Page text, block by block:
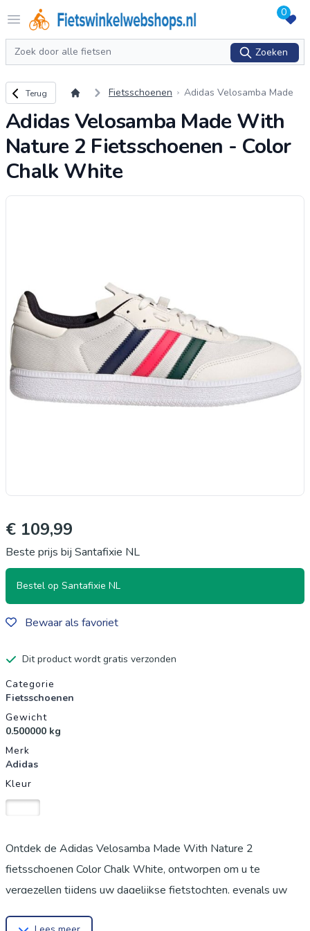
Open menu
Logo Fietswinkelwebshops.nl 0
Zoeken
Zoeken
Terug naar overzicht
Terug Fietsschoenen
Adidas Velosamba Made
en - Color Chalk White
Adidas Velosamba Made With
Nature 2 Fietsschoenen - Color
Chalk White
€ 109,99
Beste prijs bij Santafixie NL
Bestel op Santafixie NL
Bewaar als favoriet
Dit product wordt gratis verzonden
Productgegevens
Categorie
Fietsschoenen
Gewicht
0.500000 kg
Merk
Adidas
Kleur
Ontdek de Adidas Velosamba Made With Nature 2
fietsschoenen Color Chalk White, ontworpen om u te
vergezellen tijdens uw dagelijkse fietstochten, evenals uw